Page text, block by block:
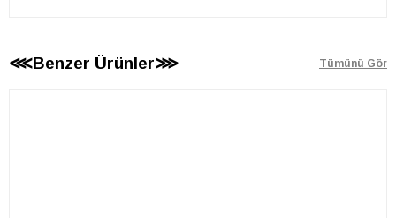
⋘Benzer Ürünler⋙ Tümünü Gör